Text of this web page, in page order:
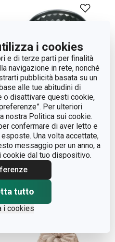
i cookies
e di terze parti per finalità
navigazione in rete, nonché
pubblicità basata su un
alle tue abitudini di
o disattivare questi cookie,
Per ulteriori
nostra Politica sui cookie.
confermare di aver letto e
Una volta accettate,
messaggio per un anno, a
cookie dal tuo dispositivo.
tutto
i cookies
Stampo ciambella
DELICIA ø 22 cm
Visualizza